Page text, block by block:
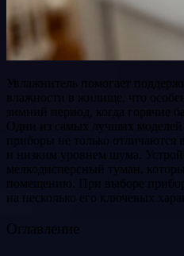
Увлажнитель помогает
влажности в жилище, что
зимний период, когда горячие
Одни из самых лучших
приборы не только
и низким уровнем шума.
мелкодисперсный туман,
помещению. При выборе
на несколько его ключевых
Оглавление